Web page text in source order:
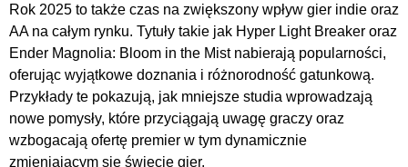
Rok 2025 to także czas na zwiększony wpływ gier indie oraz
AA na całym rynku. Tytuły takie jak Hyper Light Breaker oraz
Ender Magnolia: Bloom in the Mist nabierają popularności,
oferując wyjątkowe doznania i różnorodność gatunkową.
Przykłady te pokazują, jak mniejsze studia wprowadzają
nowe pomysły, które przyciągają uwagę graczy oraz
wzbogacają ofertę premier w tym dynamicznie
zmieniającym się świecie gier.